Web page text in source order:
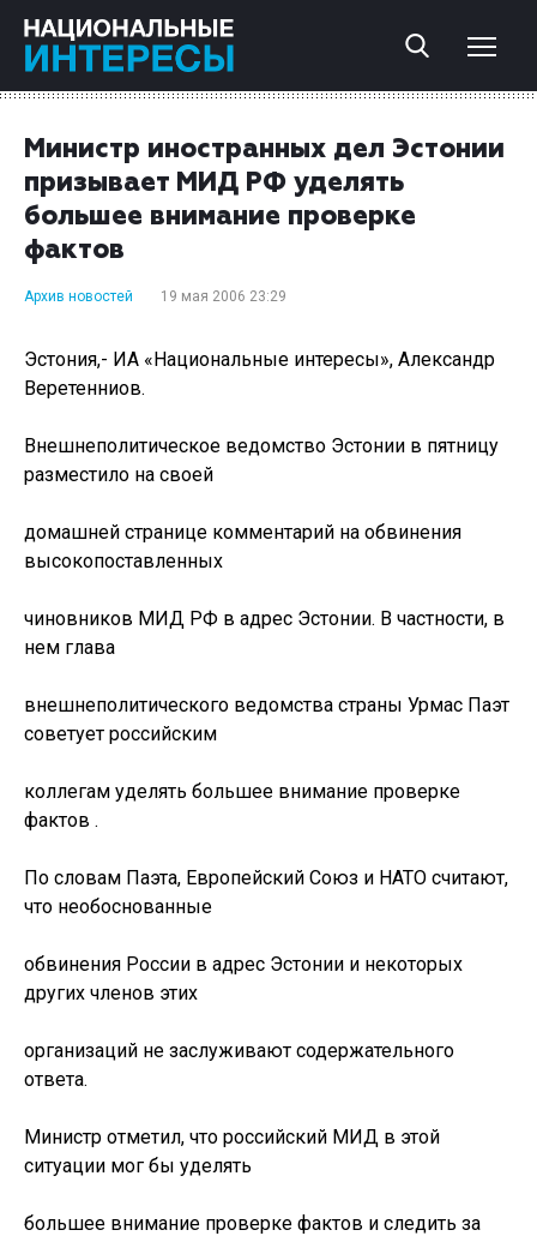
Министр иностранных дел Эстонии
призывает МИД РФ уделять
большее внимание проверке
фактов
Архив новостей 19 мая 2006 23:29
Эстония,- ИА «Национальные интересы», Александр
Веретенниов.
Внешнеполитическое ведомство Эстонии в пятницу
разместило на своей
домашней странице комментарий на обвинения
высокопоставленных
чиновников МИД РФ в адрес Эстонии. В частности, в
нем глава
внешнеполитического ведомства страны Урмас Паэт
советует российским
коллегам уделять большее внимание проверке
фактов .
По словам Паэта, Европейский Союз и НАТО считают,
что необоснованные
обвинения России в адрес Эстонии и некоторых
других членов этих
организаций не заслуживают содержательного
ответа.
Министр отметил, что российский МИД в этой
ситуации мог бы уделять
большее внимание проверке фактов и следить за